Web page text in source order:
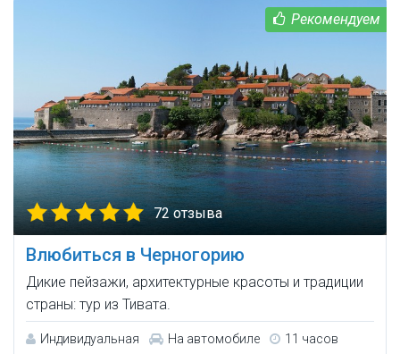
72 отзыва
Влюбиться в Черногорию
Дикие пейзажи, архитектурные красоты и традиции
страны: тур из Тивата.
Индивидуальная На автомобиле 11 часов